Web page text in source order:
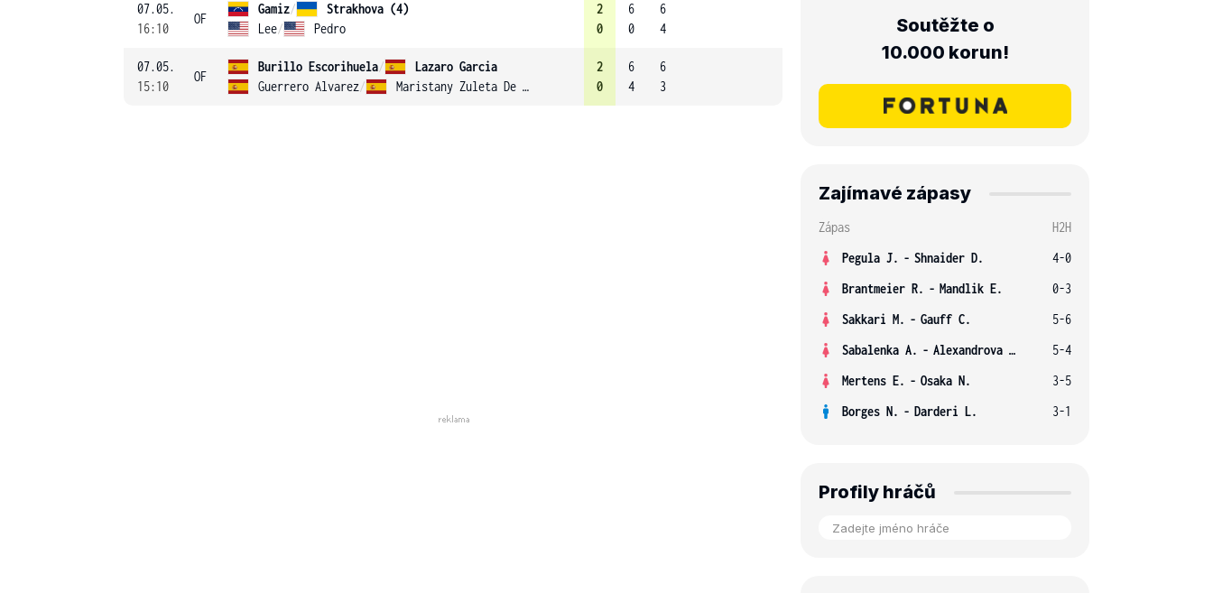
07.05.
16:10
OF
Gamiz/
Strakhova (4)
Lee/ Pedro
2
0
6
0
6
4
07.05.
15:10
OF
Burillo Escorihuela/
Lazaro Garcia
Guerrero Alvarez/ Maristany Zuleta De Reales
2
0
6
4
6
3
Soutěžte o
10.000 korun!
Zajímavé zápasy
Zápas
H2H
Pegula J. - Shnaider D.
4-0
Brantmeier R. - Mandlik E.
0-3
Sakkari M. - Gauff C.
5-6
Sabalenka A. - Alexandrova E.
5-4
Mertens E. - Osaka N.
3-5
Borges N. - Darderi L. 3-1
Profily hráčů